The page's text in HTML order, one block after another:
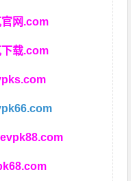
网.com
载.com